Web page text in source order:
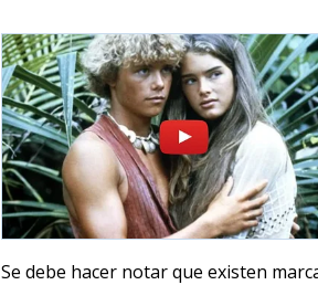
Se debe hacer notar que existen